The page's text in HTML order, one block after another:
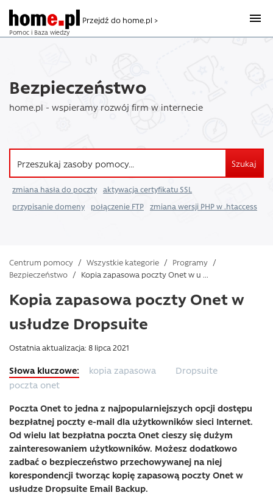
Pomoc i Baza wiedzy
Przejdź do home.pl >
Bezpieczeństwo
home.pl - wspieramy rozwój firm w internecie
Szukaj
zmiana hasła do poczty
aktywacja certyfikatu SSL
przypisanie domeny
połączenie FTP zmiana wersji PHP w .htaccess
Centrum pomocy / Wszystkie kategorie / Programy /
Bezpieczeństwo / Kopia zapasowa poczty Onet w u ...
Kopia zapasowa poczty Onet w
usłudze Dropsuite
Ostatnia aktualizacja: 8 lipca 2021
kopia zapasowa
Dropsuite
poczta onet
Poczta Onet to jedna z najpopularniejszych opcji dostępu
bezpłatnej poczty e-mail dla użytkowników sieci Internet.
Od wielu lat bezpłatna poczta Onet cieszy się dużym
zainteresowaniem użytkowników. Możesz dodatkowo
zadbać o bezpieczeństwo przechowywanej na niej
korespondencji tworząc kopię zapasową poczty Onet w
usłudze Dropsuite Email Backup.